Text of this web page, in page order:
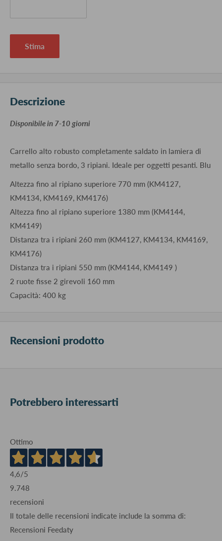
Stima
Descrizione
​Disponibile in 7-10 giorni
Carrello alto robusto completamente saldato in lamiera di
metallo senza bordo, 3 ripiani. Ideale per oggetti pesanti. Blu
Altezza fino al ripiano superiore 770 mm (KM4127,
KM4134, KM4169, KM4176)
Altezza fino al ripiano superiore 1380 mm (KM4144,
KM4149)
Distanza tra i ripiani 260 mm (KM4127, KM4134, KM4169,
KM4176)
Distanza tra i ripiani 550 mm (KM4144, KM4149 )
2 ruote fisse 2 girevoli 160 mm
Capacità: 400 kg
Recensioni prodotto
Potrebbero interessarti
Ottimo
4,6/5
9.748
recensioni
Il totale delle recensioni indicate include la somma di:
Recensioni Feedaty